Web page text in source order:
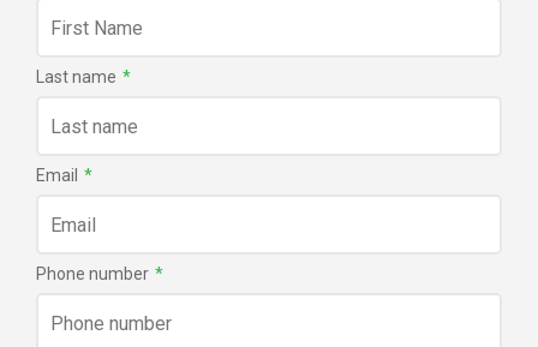
Last name *
Email *
Phone number *